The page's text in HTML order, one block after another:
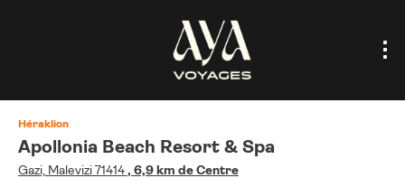
Héraklion
Apollonia Beach Resort & Spa
Gazi, Malevizi 71414, 6,9 km de Centre